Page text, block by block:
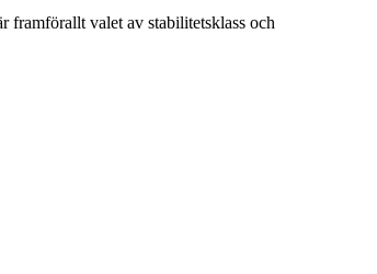
framförallt valet av stabilitetsklass och